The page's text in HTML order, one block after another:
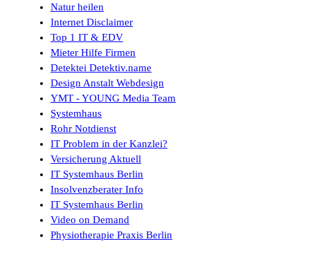
Natur heilen
Internet Disclaimer
Top 1 IT & EDV
Mieter Hilfe Firmen
Detektei Detektiv.name
Design Anstalt Webdesign
YMT - YOUNG Media Team
Systemhaus
Rohr Notdienst
IT Problem in der Kanzlei?
Versicherung Aktuell
IT Systemhaus Berlin
Insolvenzberater Info
IT Systemhaus Berlin
Video on Demand
Physiotherapie Praxis Berlin